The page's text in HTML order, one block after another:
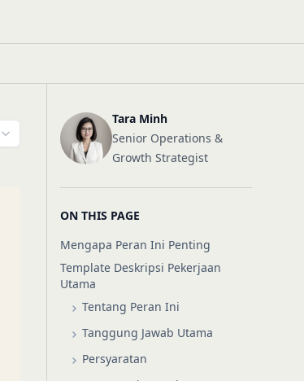
Tara Minh
Senior Operations &
Growth Strategist
ON THIS PAGE
Mengapa Peran Ini Penting
Template Deskripsi Pekerjaan
Utama
Tentang Peran Ini
Tanggung Jawab Utama
Persyaratan